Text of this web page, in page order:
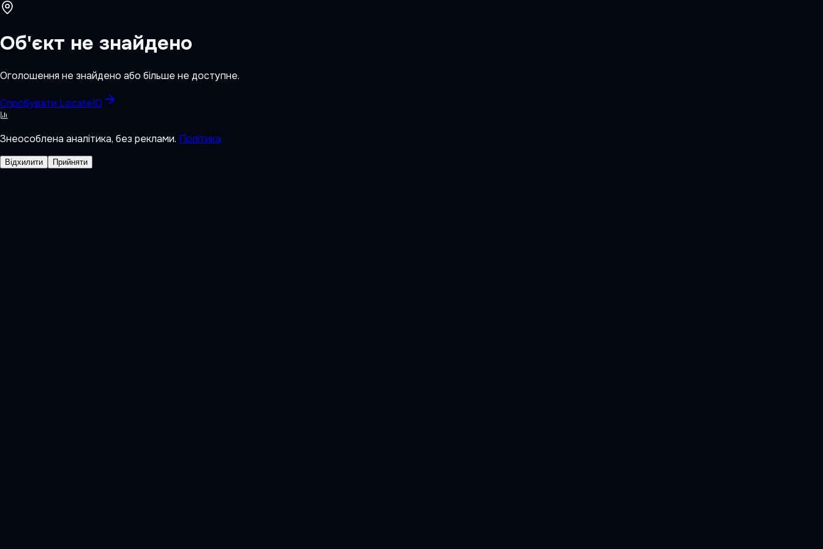
Об'єкт не знайдено
Оголошення не знайдено або більше не доступне.
Спробувати LocateIQ
Знеособлена аналітика, без реклами. Політика
Відхилити Прийняти